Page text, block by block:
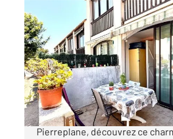
BANDOL 83
18 m
, 1 pièce
Ref : 858
Appartement Studio à
159 500 €
À Bandol, dans le recherché
Pierreplane, découvrez ce